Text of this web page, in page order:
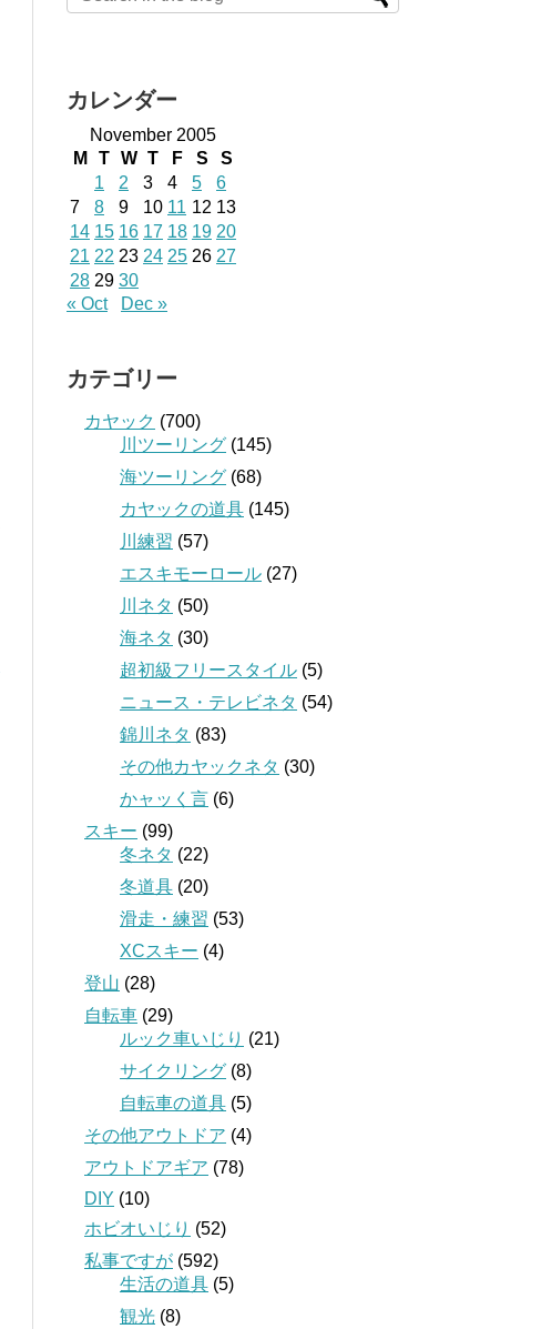
カレンダー
November 2005
M
T W T F S
S
1
2 3 4 5
6
7
8 9 10 11 12 13
14 15 16 17 18 19 20
21 22 23 24 25 26 27
28 29 30
« Oct
Dec »
カテゴリー
カヤック (700)
川ツーリング (145)
海ツーリング (68)
カヤックの道具 (145)
川練習 (57)
エスキモーロール (27)
川ネタ (50)
海ネタ (30)
超初級フリースタイル (5)
ニュース・テレビネタ (54)
錦川ネタ (83)
その他カヤックネタ (30)
かャッく言 (6)
スキー (99)
冬ネタ (22)
冬道具 (20)
滑走・練習 (53)
XCスキー (4)
登山 (28)
自転車 (29)
ルック車いじり (21)
サイクリング (8)
自転車の道具 (5)
その他アウトドア (4)
アウトドアギア (78)
DIY (10)
ホビオいじり (52)
私事ですが (592)
生活の道具 (5)
観光 (8)